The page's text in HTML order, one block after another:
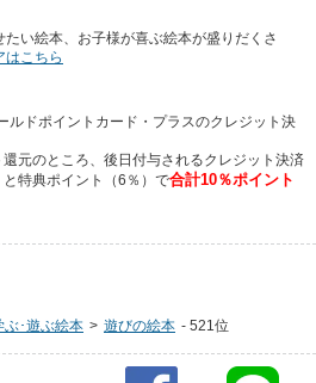
たい絵本、お子様が喜ぶ絵本が盛りだくさ
はこちら
ルドポイントカード・プラスのクレジット決
元のところ、後日付与されるクレジット決済
特典ポイント（6％）で合計10％ポイント
ぶ･遊ぶ絵本 > 遊びの絵本 - 521位